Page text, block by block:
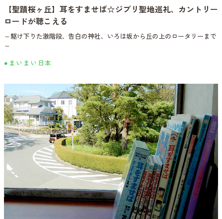
【聖蹟桜ヶ丘】耳をすませば☆ジブリ聖地巡礼、カントリー
ロードが聴こえる
～駆け下りた激階段、告白の神社、いろは坂から丘の上のロータリーまで
～
●まいまい日本